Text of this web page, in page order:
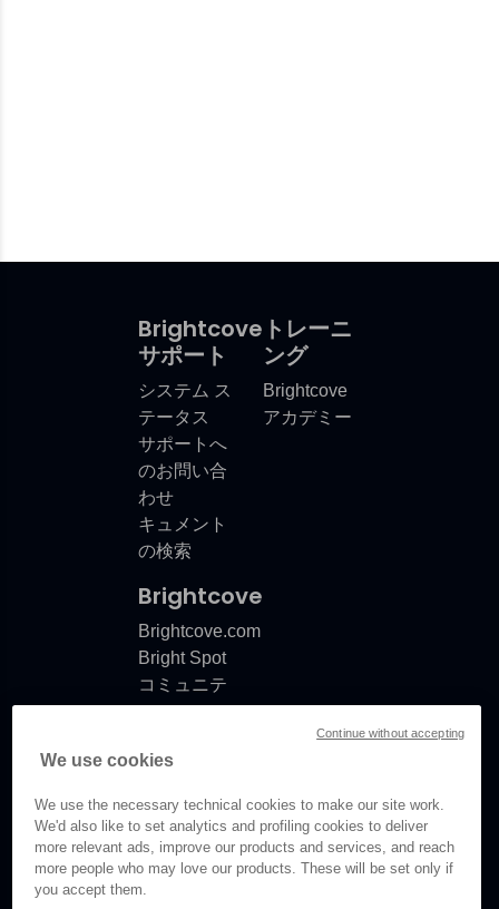
Brightcove
サポート
システム ス
テータス
サポートへ
のお問い合
わせ
キュメント
の検索
トレーニ
ング
Brightcove
アカデミー
Brightcove
Brightcove.com
Bright Spot
コミュニテ
ィ
スノート
ト更新情報
We use cookies
We use the necessary technical cookies to make our site work.
We'd also like to set analytics and profiling cookies to deliver
more relevant ads, improve our products and services, and reach
more people who may love our products. These will be set only if
you accept them.
Continue without accepting